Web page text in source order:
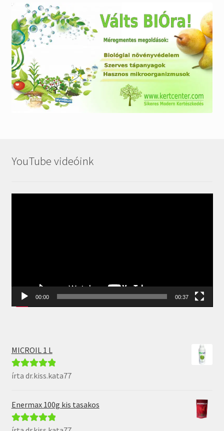
YouTube videóink
00:00 00:37
MICROIL 1 L
Értékelés:5 /
írta dr.kiss.kata77
Enermax 100g kis tasakos
Értékelés:5 /